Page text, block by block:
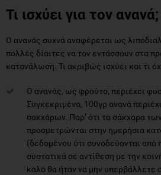
Τι ισχύει για τον ανανά;
Ο ανανάς συχνά αναφέρεται ως
πολλές δίαιτες να τον εντάσσουν στα
κατανάλωση. Τι ακριβώς ισχύει και τι
Ο ανανάς, ως φρούτο, περιέχει
Συγκεκριμένα, 100γρ ανανά
σακχάρων. Παρ’ ότι τα σάκχαρα
προσμετρώνται στην ημερήσια
(δεδομένου ότι συνοδεύονται από
συστατικά σε αντίθεση με την
καλό θα ήταν να μην υπερβάλλετε